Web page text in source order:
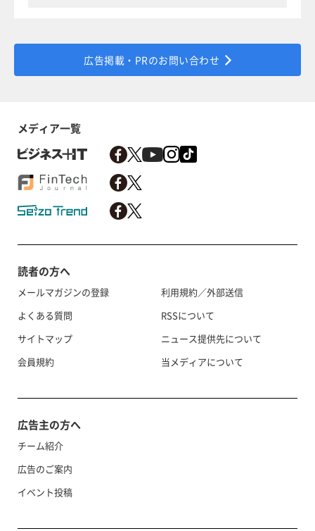
広告掲載・PRのお問い合わせ
メディア一覧
読者の方へ
メールマガジンの登録
よくある質問
サイトマップ
会員規約
利用規約／外部送信
RSSについて
ニュース提供先について
当メディアについて
広告主の方へ
チーム紹介
広告のご案内
イベント投稿